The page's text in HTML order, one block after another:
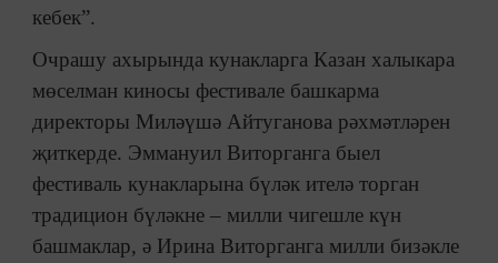
кебек”.
Очрашу ахырында кунакларга Казан халыкара
мөселман киносы фестивале башкарма
директоры Миләүшә Айтуганова рәхмәтләрен
җиткерде. Эммануил Виторганга быел
фестиваль кунакларына бүләк ителә торган
традицион бүләкне – милли чигешле күн
башмаклар, ә Ирина Виторганга милли бизәкле